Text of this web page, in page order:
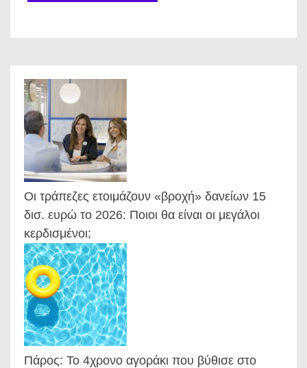
Οι τράπεζες ετοιμάζουν «βροχή» δανείων 15
δισ. ευρώ το 2026: Ποιοι θα είναι οι μεγάλοι
κερδισμένοι;
Πάρος: Το 4χρονο αγοράκι που βύθισε στο